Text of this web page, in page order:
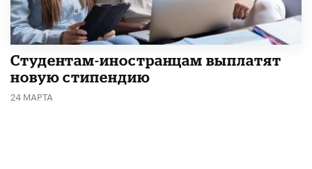
Студентам-иностранцам выплатят
новую стипендию
24 МАРТА